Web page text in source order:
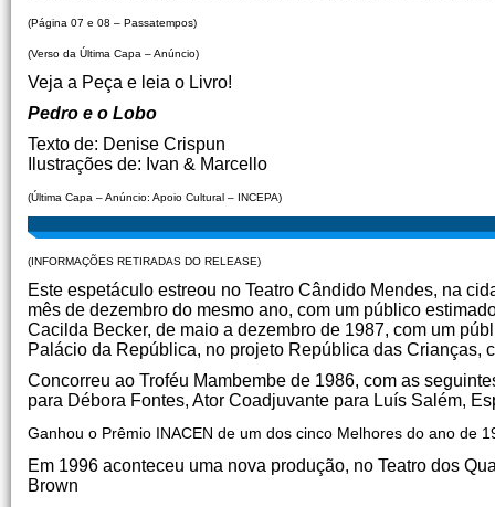
(Página 07 e 08 – Passatempos)
(Verso da Última Capa – Anúncio)
Veja a Peça e leia o Livro!
Pedro e o Lobo
Texto de: Denise Crispun
Ilustrações de: Ivan & Marcello
(Última Capa – Anúncio: Apoio Cultural – INCEPA)
(INFORMAÇÕES RETIRADAS DO RELEASE)
Este espetáculo estreou no Teatro Cândido Mendes, na
mês de dezembro do mesmo ano, com um público
Cacilda Becker, de maio a dezembro de 1987, com um
Palácio da República, no projeto República das Crianças,
Concorreu ao Troféu Mambembe de 1986, com as
para Débora Fontes, Ator Coadjuvante para Luís Salém,
Ganhou o Prêmio INACEN de um dos cinco Melhores do ano de
Em 1996 aconteceu uma nova produção, no Teatro dos
Brown